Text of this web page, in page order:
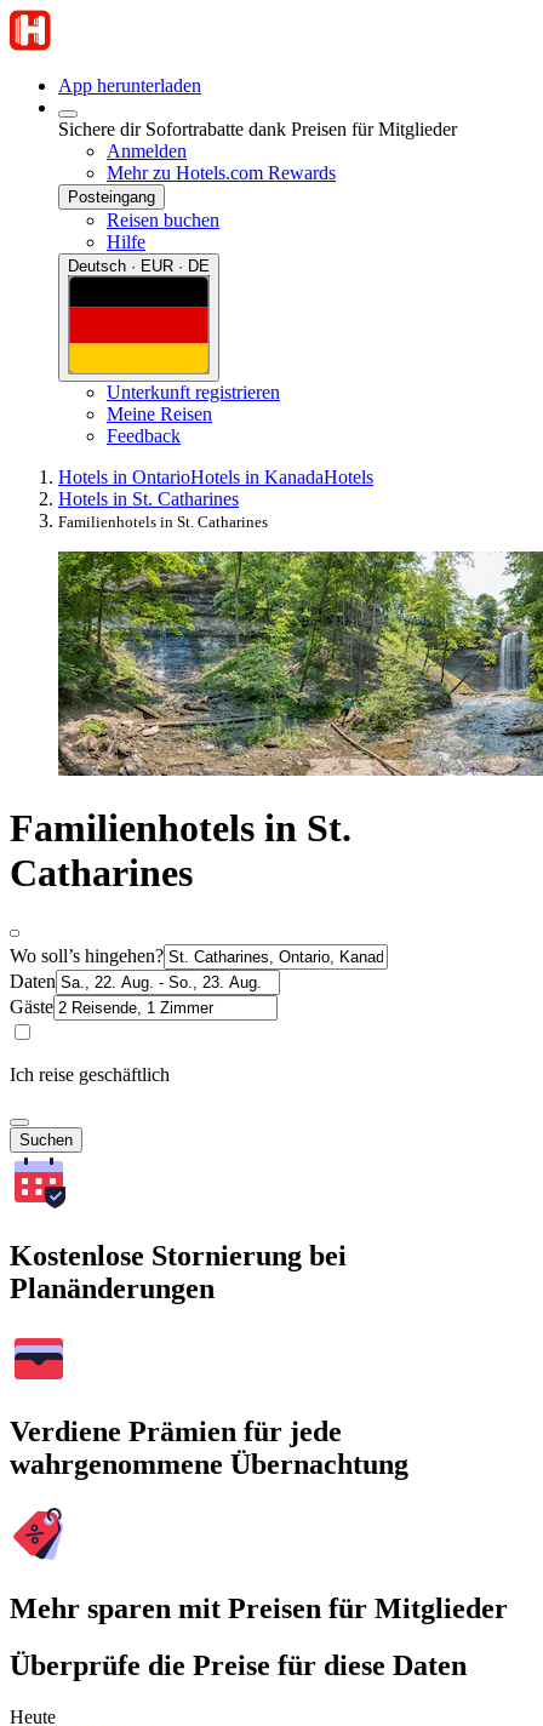
App herunterladen
Sichere dir Sofortrabatte dank Preisen für Mitglieder
Anmelden
Mehr zu Hotels.com Rewards
Posteingang
Reisen buchen
Hilfe
Deutsch · EUR · DE
Unterkunft registrieren
Meine Reisen
Feedback
Hotels in OntarioHotels in KanadaHotels
Hotels in St. Catharines
Familienhotels in St. Catharines
Familienhotels in St.
Catharines
Wo soll’s hingehen?
Daten
Gäste
Ich reise geschäftlich
Suchen
Kostenlose Stornierung bei
Planänderungen
Verdiene Prämien für jede
wahrgenommene Übernachtung
Mehr sparen mit Preisen für Mitglieder
Überprüfe die Preise für diese Daten
Heute